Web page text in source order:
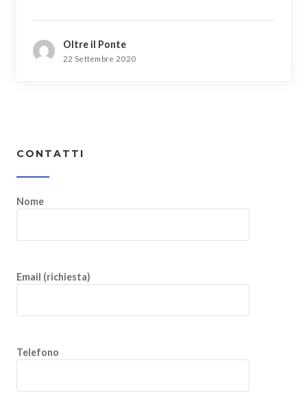
Oltre il Ponte
22 Settembre 2020
CONTATTI
Nome
Email (richiesta)
Telefono